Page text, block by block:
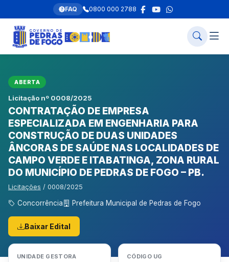
FAQ 0800 000 2788
ABERTA
Licitação nº 0008/2025
CONTRATAÇÃO DE EMPRESA
ESPECIALIZADA EM ENGENHARIA PARA
CONSTRUÇÃO DE DUAS UNIDADES
ÂNCORAS DE SAÚDE NAS LOCALIDADES DE
CAMPO VERDE E ITABATINGA, ZONA RURAL
DO MUNICÍPIO DE PEDRAS DE FOGO – PB.
Licitações / 0008/2025
Concorrência
Prefeitura Municipal de Pedras de Fogo
Baixar Edital
UNIDADE GESTORA CÓDIGO UG